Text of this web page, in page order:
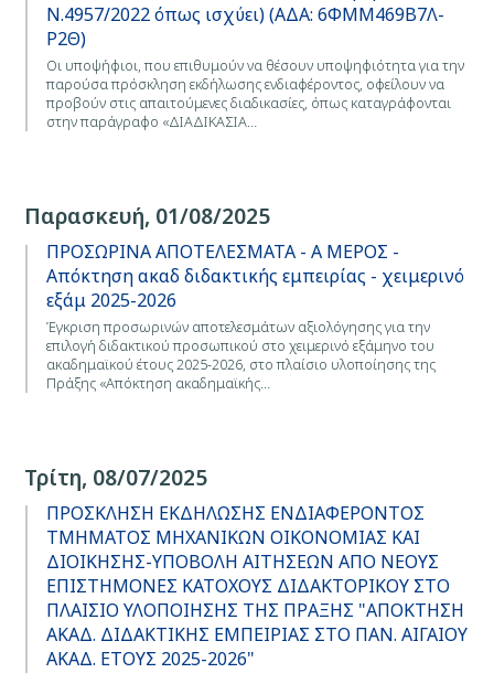
Ν.4957/2022 όπως ισχύει) (ΑΔΑ: 6ΦΜΜ469Β7Λ-
Ρ2Θ)
Οι υποψήφιοι, που επιθυμούν να θέσουν υποψηφιότητα για την
παρούσα πρόσκληση εκδήλωσης ενδιαφέροντος, οφείλουν να
προβούν στις απαιτούμενες διαδικασίες, όπως καταγράφονται
στην παράγραφο «ΔΙΑΔΙΚΑΣΙΑ…
Παρασκευή, 01/08/2025
ΠΡΟΣΩΡΙΝΑ ΑΠΟΤΕΛΕΣΜΑΤΑ - Α ΜΕΡΟΣ -
Απόκτηση ακαδ διδακτικής εμπειρίας - χειμερινό
εξάμ 2025-2026
Έγκριση προσωρινών αποτελεσμάτων αξιολόγησης για την
επιλογή διδακτικού προσωπικού στο χειμερινό εξάμηνο του
ακαδημαϊκού έτους 2025-2026, στo πλαίσιο υλοποίησης της
Πράξης «Απόκτηση ακαδημαϊκής…
Τρίτη, 08/07/2025
ΠΡΟΣΚΛΗΣΗ ΕΚΔΗΛΩΣΗΣ ΕΝΔΙΑΦΕΡΟΝΤΟΣ
ΤΜΗΜΑΤΟΣ ΜΗΧΑΝΙΚΩΝ ΟΙΚΟΝΟΜΙΑΣ ΚΑΙ
ΔΙΟΙΚΗΣΗΣ-ΥΠΟΒΟΛΗ ΑΙΤΗΣΕΩΝ ΑΠΟ ΝΕΟΥΣ
ΕΠΙΣΤΗΜΟΝΕΣ ΚΑΤΟΧΟΥΣ ΔΙΔΑΚΤΟΡΙΚΟΥ ΣΤΟ
ΠΛΑΙΣΙΟ ΥΛΟΠΟΙΗΣΗΣ ΤΗΣ ΠΡΑΞΗΣ "ΑΠΟΚΤΗΣΗ
ΑΚΑΔ. ΔΙΔΑΚΤΙΚΗΣ ΕΜΠΕΙΡΙΑΣ ΣΤΟ ΠΑΝ. ΑΙΓΑΙΟΥ
ΑΚΑΔ. ΕΤΟΥΣ 2025-2026"